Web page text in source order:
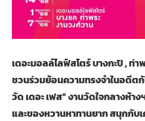
เดอะมอลล์ไลฟ์สโตร์บางกะปิ, ท่า
ชวนร่วมย้อนความทรงจำในอดีต
วัด เดอะ เฟส” งานวัดใจกลางห้า
และของหวานหาทานยาก สนุกกับ